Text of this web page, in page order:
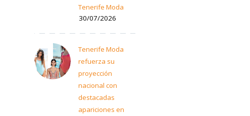
Tenerife Moda
30/07/2026
Tenerife Moda
refuerza su
proyección
nacional con
destacadas
apariciones en